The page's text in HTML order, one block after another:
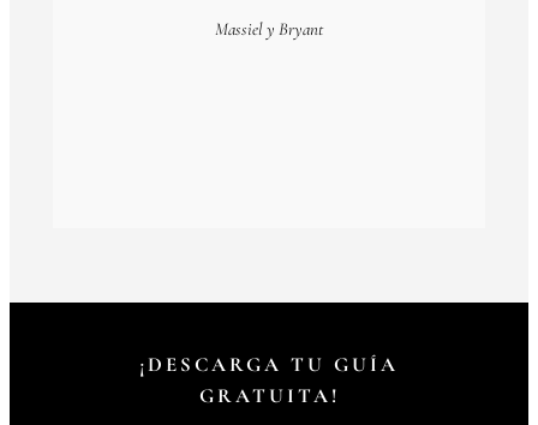
Massiel y Bryant
¡DESCARGA TU GUÍA
GRATUITA!